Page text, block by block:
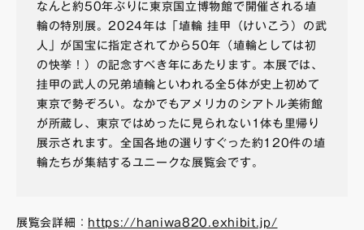
なんと約50年ぶりに東京国立博物館で開催される埴
輪の特別展。2024年は「埴輪 挂甲（けいこう）の武
人」が国宝に指定されてから50年（埴輪としては初
の快挙！）の記念すべき年にあたります。本展では、
挂甲の武人の兄弟埴輪といわれる全5体が史上初めて
東京で勢ぞろい。なかでもアメリカのシアトル美術館
が所蔵し、東京ではめったに見られない1体も里帰り
展示されます。全国各地の選りすぐった約120件の埴
輪たちが集結するユニークな展覧会です。
展覧会詳細： https://haniwa820.exhibit.jp/